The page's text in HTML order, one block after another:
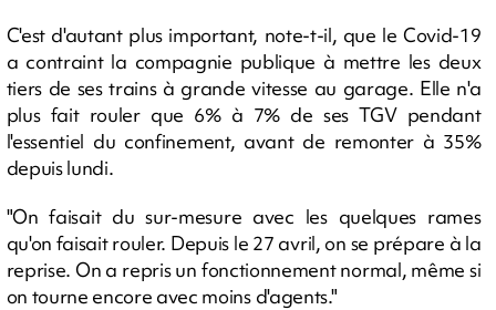
C'est d'autant plus important, note-t-il, que le Covid-19
a contraint la compagnie publique à mettre les deux
tiers de ses trains à grande vitesse au garage. Elle n'a
plus fait rouler que 6% à 7% de ses TGV pendant
l'essentiel du confinement, avant de remonter à 35%
depuis lundi.
"On faisait du sur-mesure avec les quelques rames
qu'on faisait rouler. Depuis le 27 avril, on se prépare à la
reprise. On a repris un fonctionnement normal, même si
on tourne encore avec moins d'agents."